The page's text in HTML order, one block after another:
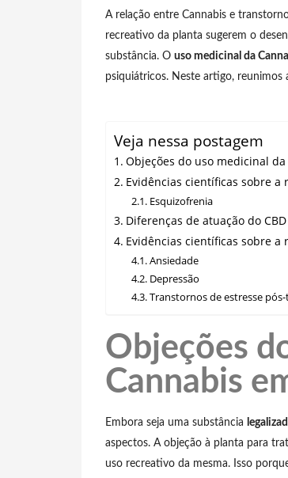
A relação entre Cannabis e
recreativo da planta sugerem o
substância. O uso medicinal da
psiquiátricos. Neste artigo, reunimos
Veja nessa postagem
Objeções do uso medicinal
Evidências científicas sobre
Esquizofrenia
Diferenças de atuação do
Evidências científicas sobre
Ansiedade
Depressão
Transtornos de estresse
Objeções
Cannabis
Embora seja uma substância
aspectos. A objeção à planta para
uso recreativo da mesma. Isso